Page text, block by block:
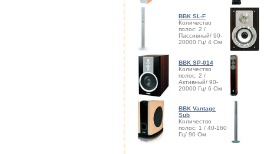
BBK SL-F
Количество
полос: 2 /
Пассивный/ 90-
20000 Гц/ 4 Ом
BBK SP-014
Количество
полос: 2 /
Активный/ 90-
20000 Гц/ 6 Ом
BBK Vantage
Sub
Количество
полос: 1 / 40-160
Гц/ 90 Ом